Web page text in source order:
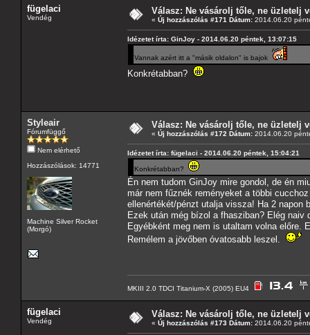
fügelaci
Vendég
Válasz: Ne vásárolj tőle, ne üzletelj
« Új hozzászólás #171 Dátum: 2014.06.20
Idézetet írta: GinJoy - 2014.06.20 péntek, 13:07:15
Vannak azért itt a "másik oldalon" is bajok
Konkrétabban?
Styleair
Fórumfüggő
Nem elérhető
Hozzászólások: 14771
Machine Silver Rocket
(Morgó)
Válasz: Ne vásárolj tőle, ne üzletelj
« Új hozzászólás #172 Dátum: 2014.06.20
Idézetet írta: fügelaci - 2014.06.20 péntek, 15:04:21
Konkrétabban?
Én nem tudom GinJoy mire gondol, de én
már nem fűznék reményeket a többi
ellenértékét/pénzt utalja vissza! Ha 2 napon
Ezek után még bízol a fhasziban? Elég naiv
Egyébként meg nem is utaltam volna előre.
Remélem a jövőben óvatosabb leszel.
MKIII 2.0 TDCI Titanium-X (2005) EU4
fügelaci
Vendég
Válasz: Ne vásárolj tőle, ne üzletelj
« Új hozzászólás #173 Dátum: 2014.06.20